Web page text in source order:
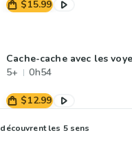
$15.99
Cache-cache avec les
5+
0h54
$12.99
les 5 sens